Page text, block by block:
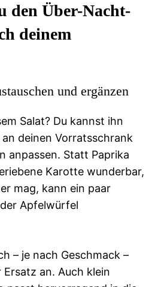
den Über-Nacht-
deinem
und ergänzen
Salat? Du kannst ihn
deinen Vorratsschrank
anpassen. Statt Paprika
Karotte wunderbar,
mag, kann ein paar
Apfelwürfel
– je nach Geschmack –
an. Auch klein